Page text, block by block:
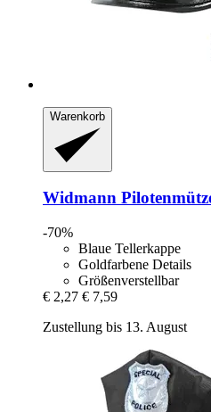
Warenkorb
Widmann
-70%
Blaue Tellerkappe
Goldfarbene Details
Größenverstellbar
€ 2,27 € 7,59
Zustellung bis 13. August